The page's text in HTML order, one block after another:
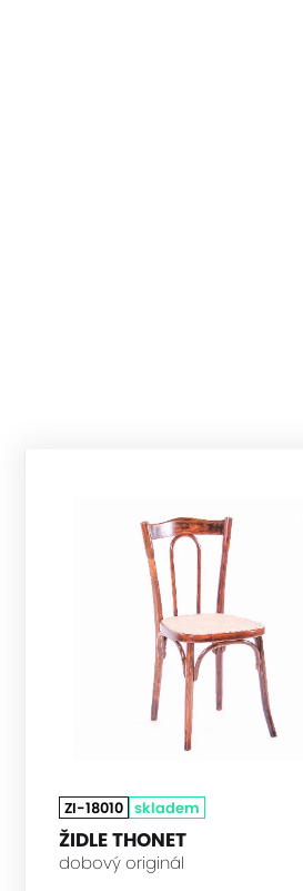
ZI-18010 skladem
ŽIDLE THONET
dobový originál